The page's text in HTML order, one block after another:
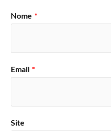
Nome *
Email *
Site